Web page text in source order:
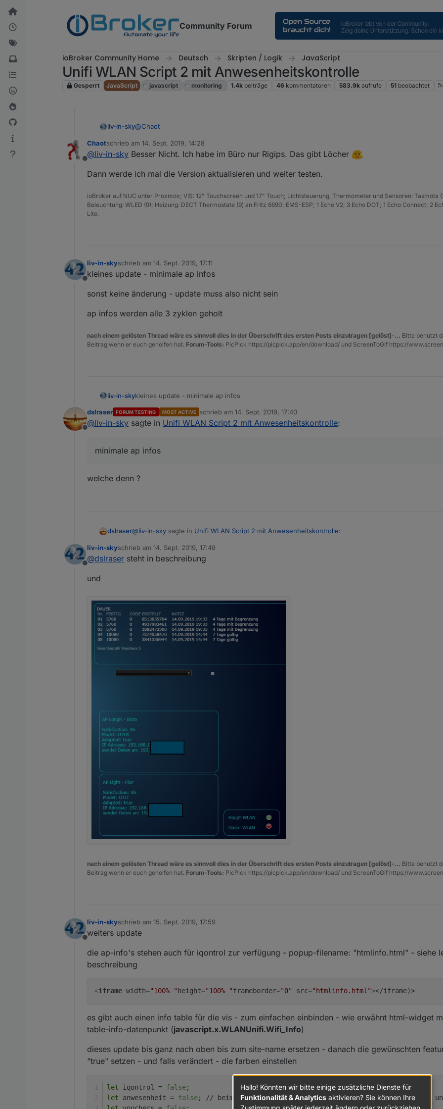
Weiter zum Inhalt
Community Forum
ioBroker Community Home Deutsch Skripten / Logik JavaScript
Unifi WLAN Script 2 mit Anwesenheitskontrolle
Gesperrt JavaScript javascript monitoring 1.4k beiträge 46 kommentatoren 583.9k aufrufe 51 beobachtet
liv-in-sky@Chaot
kopfWand ist wirksamer ! :-)
Offline
Chaotschrieb am 14. Sept. 2019, 14:28
zuletzt editiert von
@liv-in-sky Besser Nicht. Ich habe im Büro nur Rigips. Das gibt Löcher
Dann werde ich mal die Version aktualisieren und weiter testen.
ioBroker auf NUC unter Proxmox; VIS: 12" Touchscreen und 17" Touch; Lichtsteuerung, Thermometer und Sensoren: Tasmota
Beleuchtung: WLED (9); Heizung: DECT Thermostate (9) an Fritz 6690; EMS-ESP; 1 Echo V2; 3 Echo DOT; 1 Echo Connect; 2
Lite.
Offline
liv-in-skyschrieb am 14. Sept. 2019, 17:11
zuletzt editiert von
kleines update - minimale ap infos
sonst keine änderung - update muss also nicht sein
ap infos werden alle 3 zyklen geholt
nach einem gelösten Thread wäre es sinnvoll dies in der Überschrift des ersten Posts einzutragen [gelöst]-... Bitte benutzt
Beitrag wenn er euch geholfen hat. Forum-Tools: PicPick https://picpick.app/en/download/ und ScreenToGif https://
liv-in-skykleines update - minimale ap infos
sonst keine änderung - update muss also nicht sein
Offline
dslraser FORUM TESTING MOST ACTIVE schrieb am14. Sept. 2019, 17:40
zuletzt editiert von
@liv-in-sky sagte in Unifi WLAN Script 2 mit Anwesenheitskontrolle:
minimale ap infos
welche denn ?
dslraser@liv-in-sky sagte in Unifi WLAN Script 2 mit Anwesenheitskontrolle:
minimale ap infos
Offline
liv-in-skyschrieb am 14. Sept. 2019, 17:49
zuletzt editiert von
@dslraser steht in beschreibung
und
nach einem gelösten Thread wäre es sinnvoll dies in der Überschrift des ersten Posts einzutragen [gelöst]-... Bitte benutzt
Beitrag wenn er euch geholfen hat. Forum-Tools: PicPick https://picpick.app/en/download/ und ScreenToGif https://
Offline
liv-in-skyschrieb am 15. Sept. 2019, 17:59
zuletzt editiert von
weiters update
die ap-info's stehen auch für iqontrol zur verfügung - popup-filename: "htmlinfo.html" - siehe
beschreibung
<iframe width="100% " height="100% "frameborder="0" src="htmlinfo.html"></iframe)>
es gibt auch einen info table für die vis - zum einfachen einbinden - wie erwähnt html-widget
table-info-datenpunkt (javascript.x.WLANUnifi.Wifi_Info)
dieses update bis ganz nach oben bis zum site-name ersetzen - danach die gewünschten
"true" setzen - und falls verändert - die farben einstellen
let iqontrol = false;
let anwesenheit = false; // beim setzen von true auf false die verzeichnisstruktur
Hallo! Könnten wir bitte einige zusätzliche Dienste für
Funktionalität & Analytics aktivieren? Sie können Ihre